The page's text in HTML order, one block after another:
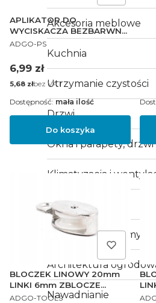
Akcesoria meblowe
Kuchnia
Utrzymanie czystości
Drzwi
Okna i parapety, drzwi
Klimatyzacja i
Ogrzewanie
Ogrodzenia i bramy
Architektura
Nawadnianie
APLIKATOR DO
WYCISKACZA BEZBARWNY
5 SZTUK
PRODUCENT
ADGO-PS
Cena
6,99 zł
Cena
5,68 złbez VAT
Do koszyka
Dostępność:mała ilość
BLOCZEK LINOWY 20mm
LINKI 6mm ZBLOCZE
ROLKA TEFLON
PRODUCENT
ADGO-TOOLS